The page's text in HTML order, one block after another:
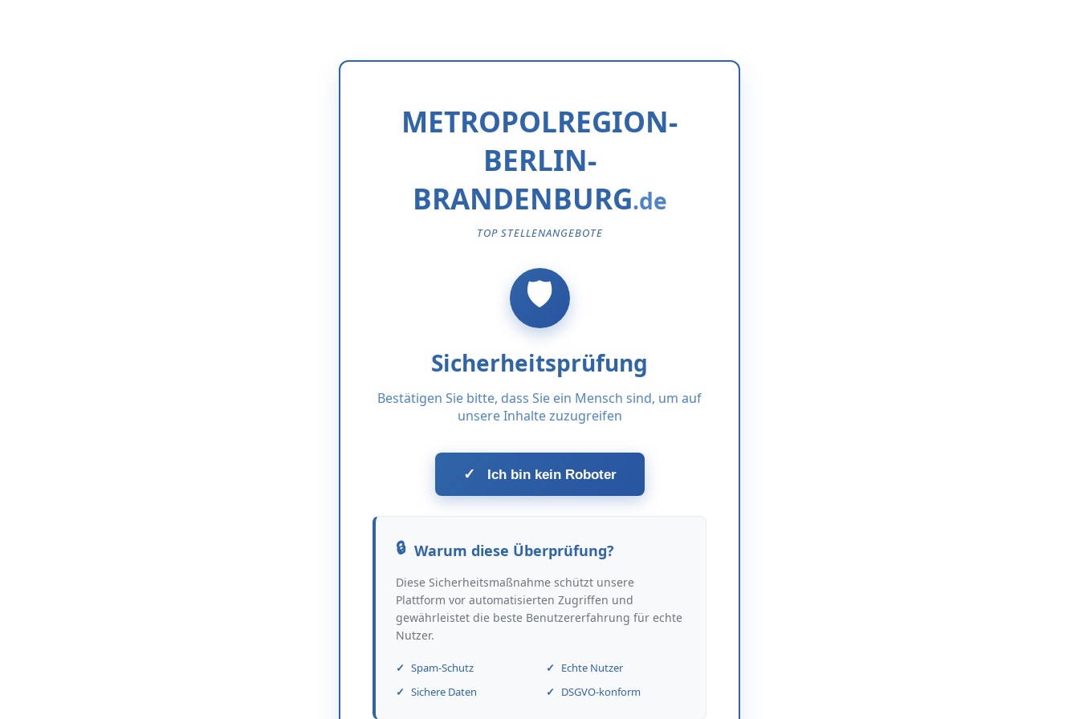
METROPOLREGION-
BERLIN-
BRANDENBURG
TOP STELLENANGEBOTE
Sicherheitsprüfung
Bestätigen Sie bitte, dass Sie ein Mensch sind, um auf
unsere Inhalte zuzugreifen
✓ Ich bin kein Roboter
Warum diese Überprüfung?
Diese Sicherheitsmaßnahme schützt unsere
Plattform vor automatisierten Zugriffen und
gewährleistet die beste Benutzererfahrung für echte
Nutzer.
Spam-Schutz
Echte Nutzer
Sichere Daten
DSGVO-konform